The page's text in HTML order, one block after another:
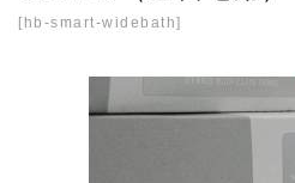
[ hb-smart-widebath]